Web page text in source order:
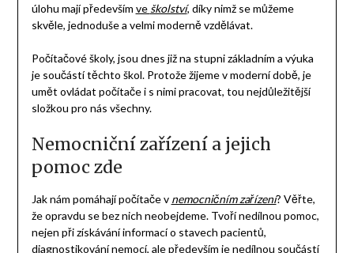
úlohu mají především ve školství, díky nimž se můžeme
skvěle, jednoduše a velmi moderně vzdělávat.
Počítačové školy, jsou dnes již na stupni základním a výuka
je součástí těchto škol. Protože žijeme v moderní době, je
umět ovládat počítače i s nimi pracovat, tou nejdůležitější
složkou pro nás všechny.
Nemocniční zařízení a jejich
pomoc zde
Jak nám pomáhají počítače v nemocničním zařízení? Věřte,
že opravdu se bez nich neobejdeme. Tvoří nedílnou pomoc,
nejen při získávání informací o stavech pacientů,
diagnostikování nemocí, ale především je nedílnou součástí